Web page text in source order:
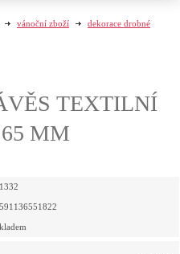
vánoční zboží
dekorace drobné
TEXTILNÍ
MM